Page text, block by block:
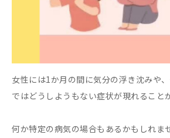
女性には1か月の間に気分の浮き沈みや
ではどうしようもない症状が現れること
何か特定の病気の場合もあるかもしれま